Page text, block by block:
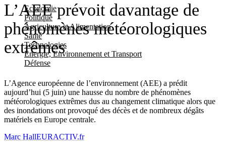
Economie
Politique
Agriculture et Alimentation
Santé
Technologies
Energie, Environnement et Transport
Défense
L’AEE prévoit davantage de
phénomènes météorologiques
extrêmes
L’Agence européenne de l’environnement (AEE) a prédit
aujourd’hui (5 juin) une hausse du nombre de phénomènes
météorologiques extrêmes dus au changement climatique alors que
des inondations ont provoqué des décès et de nombreux dégâts
matériels en Europe centrale.
Marc HallEURACTIV.fr